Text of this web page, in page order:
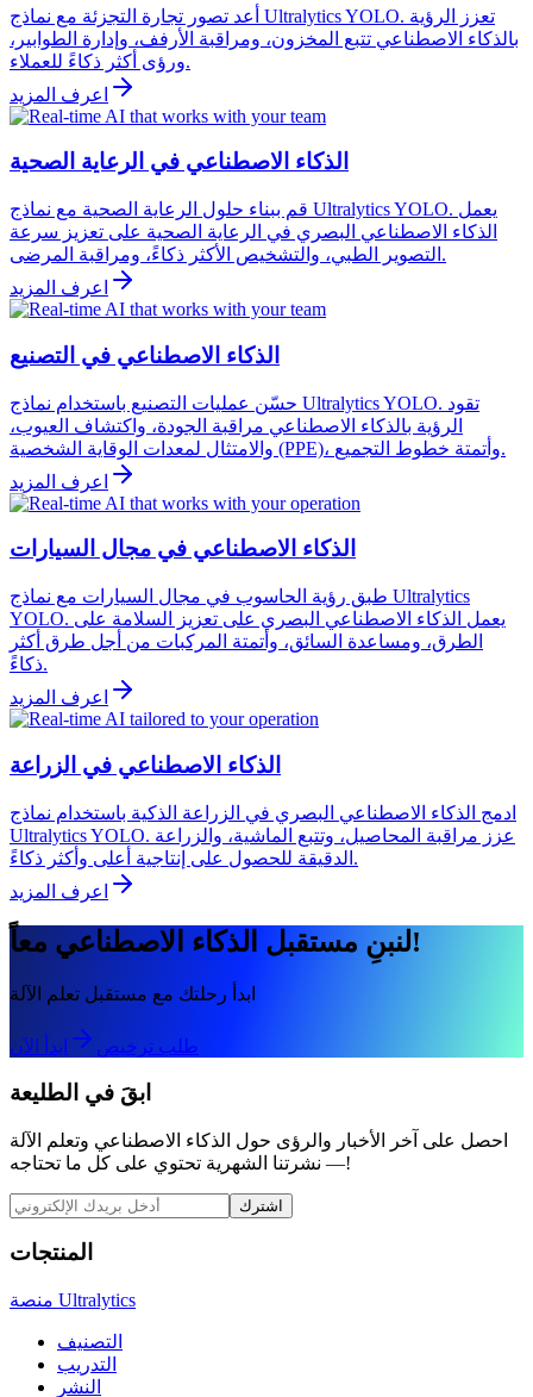
أعد تصور تجارة التجزئة مع نماذج Ultralytics YOLO. تعزز الرؤية
بالذكاء الاصطناعي تتبع المخزون، ومراقبة الأرفف، وإدارة الطوابير،
ورؤى أكثر ذكاءً للعملاء.
اعرف المزيد
الذكاء الاصطناعي في الرعاية الصحية
قم ببناء حلول الرعاية الصحية مع نماذج Ultralytics YOLO. يعمل
الذكاء الاصطناعي البصري في الرعاية الصحية على تعزيز سرعة
التصوير الطبي، والتشخيص الأكثر ذكاءً، ومراقبة المرضى.
اعرف المزيد
الذكاء الاصطناعي في التصنيع
حسّن عمليات التصنيع باستخدام نماذج Ultralytics YOLO. تقود
الرؤية بالذكاء الاصطناعي مراقبة الجودة، واكتشاف العيوب،
والامتثال لمعدات الوقاية الشخصية (PPE)، وأتمتة خطوط التجميع.
اعرف المزيد
الذكاء الاصطناعي في مجال السيارات
طبق رؤية الحاسوب في مجال السيارات مع نماذج Ultralytics
YOLO. يعمل الذكاء الاصطناعي البصري على تعزيز السلامة على
الطرق، ومساعدة السائق، وأتمتة المركبات من أجل طرق أكثر
ذكاءً.
اعرف المزيد
الذكاء الاصطناعي في الزراعة
ادمج الذكاء الاصطناعي البصري في الزراعة الذكية باستخدام نماذج
Ultralytics YOLO. عزز مراقبة المحاصيل، وتتبع الماشية، والزراعة
الدقيقة للحصول على إنتاجية أعلى وأكثر ذكاءً.
اعرف المزيد
لنبنِ مستقبل الذكاء الاصطناعي معاً!
ابدأ رحلتك مع مستقبل تعلم الآلة
طلب ترخيص ابدأ الآن
ابقَ في الطليعة
احصل على آخر الأخبار والرؤى حول الذكاء الاصطناعي وتعلم الآلة
— نشرتنا الشهرية تحتوي على كل ما تحتاجه!
اشترك
المنتجات
منصة Ultralytics
التصنيف
التدريب
النشر